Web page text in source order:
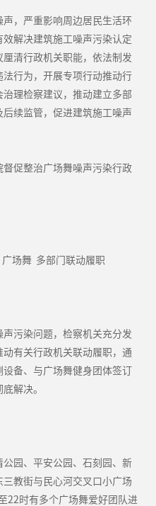
，严重影响周边居民生活环
解决建筑施工噪声污染认定
清行政机关职能，依法制发
行为，开展专项行动推动行
理检察建议，推动建立多部
续监管，促进建筑施工噪声
促整治广场舞噪声污染行政
场舞 多部门联动履职
污染问题，检察机关充分发
有关行政机关联动履职，通
备、与广场舞健身团体签订
解决。
园、平安公园、石刻园、新
教街与民心河交叉口小广场
22时有多个广场舞爱好团队进